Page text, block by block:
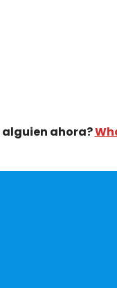
alguien ahora?